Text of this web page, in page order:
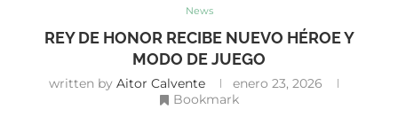
News
REY DE HONOR RECIBE NUEVO HÉROE Y
MODO DE JUEGO
written by Aitor Calvente
enero 23, 2026
Bookmark